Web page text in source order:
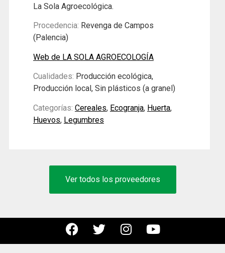
La Sola Agroecológica.
Procedencia: Revenga de Campos
(Palencia)
Web de LA SOLA AGROECOLOGÍA
Cualidades: Producción ecológica,
Producción local, Sin plásticos (a granel)
Categorías: Cereales, Ecogranja, Huerta,
Huevos, Legumbres
Ver todos los proveedores